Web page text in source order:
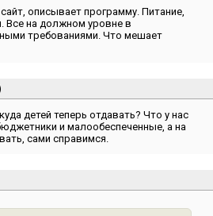
описывает программу. Питание,
Все на должном уровне в
требованиями. Что мешает
детей теперь отдавать? Что у нас
и малообеспеченные, а на
сами справимся.